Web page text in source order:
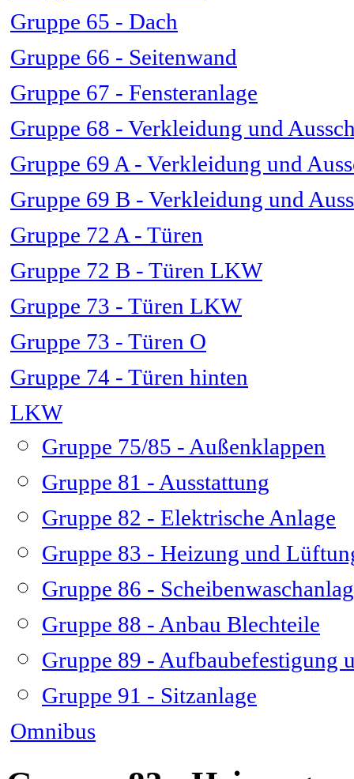
Gruppe 65 - Dach
Gruppe 66 - Seitenwand
Gruppe 67 - Fensteranlage
Gruppe 68 - Verkleidung und
Gruppe 69 A - Verkleidung und
Gruppe 69 B - Verkleidung und
Gruppe 72 A - Türen
Gruppe 72 B - Türen LKW
Gruppe 73 - Türen LKW
Gruppe 73 - Türen O
Gruppe 74 - Türen hinten
LKW
Gruppe 75/85 - Außenklappen
Gruppe 81 - Ausstattung
Gruppe 82 - Elektrische Anlage
Gruppe 83 - Heizung und
Gruppe 86 -
Gruppe 88 - Anbau Blechteile
Gruppe 89 - Aufbaubefestigung
Gruppe 91 - Sitzanlage
Omnibus